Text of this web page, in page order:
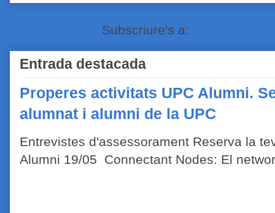
Subscriure's a:
Entrada destacada
Properes activitats UPC Alumni.
alumnat i alumni de la UPC
Entrevistes d'assessorament Reserva la
Alumni 19/05 Connectant Nodes: El